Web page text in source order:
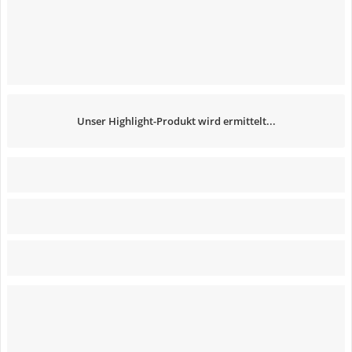
Unser Highlight-Produkt wird ermittelt...